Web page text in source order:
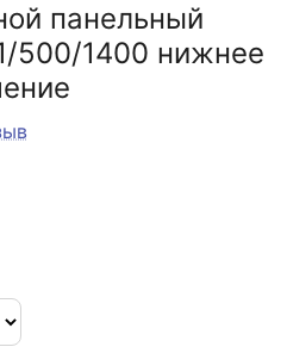
панельный
500/1400 нижнее